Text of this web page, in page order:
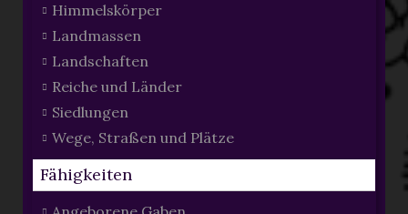
Himmelskörper
Landmassen
Landschaften
Reiche und Länder
Siedlungen
Wege, Straßen und Plätze
Fähigkeiten